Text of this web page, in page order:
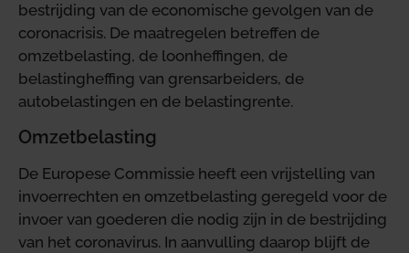
bestrijding van de economische gevolgen van de
coronacrisis. De maatregelen betreffen de
omzetbelasting, de loonheffingen, de
belastingheffing van grensarbeiders, de
autobelastingen en de belastingrente.
Omzetbelasting
De Europese Commissie heeft een vrijstelling van
invoerrechten en omzetbelasting geregeld voor de
invoer van goederen die nodig zijn in de bestrijding
van het coronavirus. In aanvulling daarop blijft de